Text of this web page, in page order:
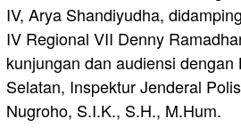
IV, Arya Shandiyudha,
IV Regional VII Denny
kunjungan dan audiensi
Selatan, Inspektur Jenderal
Nugroho, S.I.K., S.H., M.Hum.